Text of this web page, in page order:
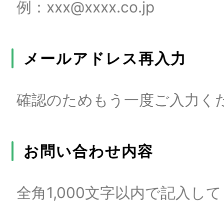
メールアドレス再入力
お問い合わせ内容